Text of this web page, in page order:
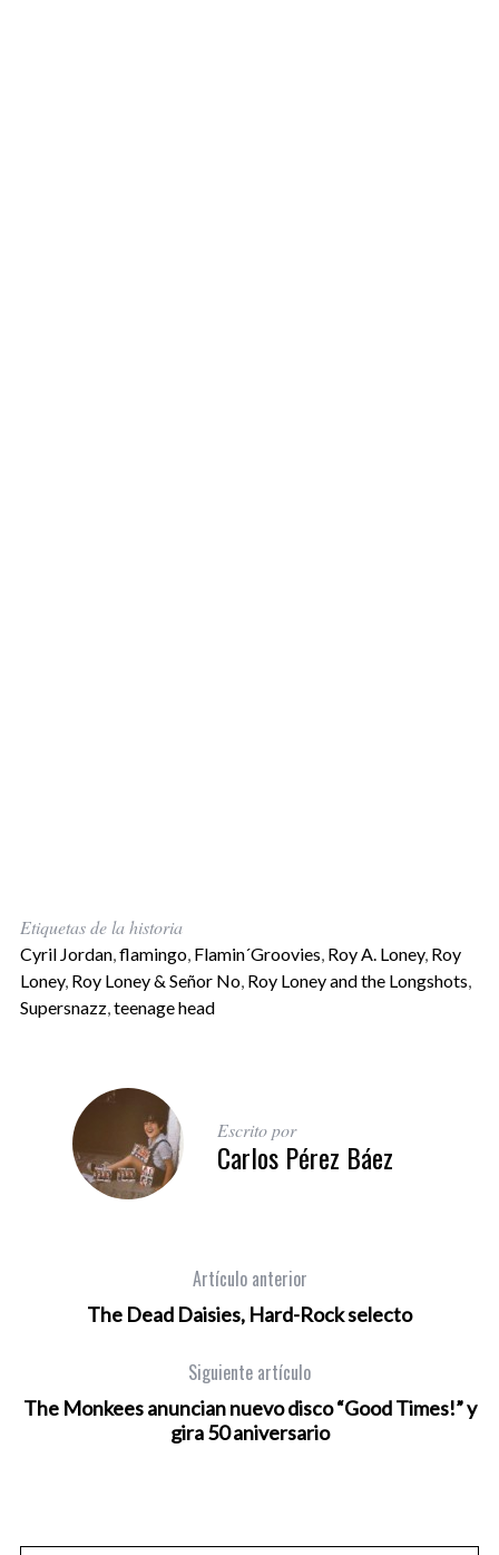
Etiquetas de la historia
Cyril Jordan,flamingo, Flamin´Groovies, Roy A. Loney, Roy
Loney, Roy Loney & Señor No, Roy Loney and the Longshots,
Supersnazz,teenage head
Escrito por
Carlos Pérez Báez
Artículo anterior
The Dead Daisies, Hard-Rock selecto
Siguiente artículo
The Monkees anuncian nuevo disco “Good Times!” y
gira 50 aniversario